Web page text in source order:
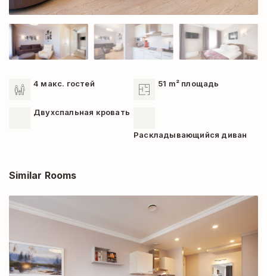
4 макс. гостей 51 m² площадь
Двухспальная кровать
Раскладывающийся диван
Similar Rooms